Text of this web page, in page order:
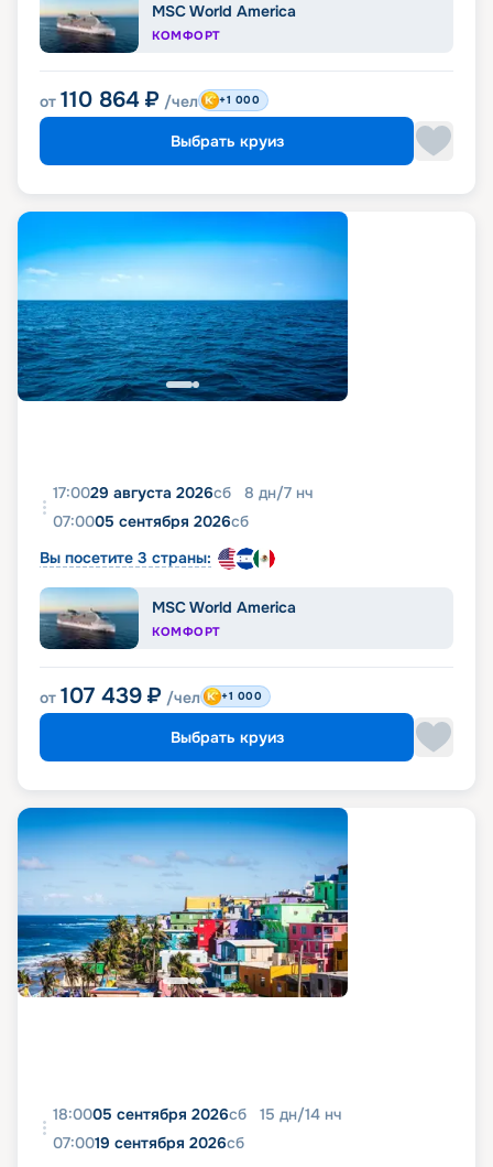
MSC World America
КОМФОРТ
от 110 864 ₽ /чел +1 000
Выбрать круиз
17:0029 августа 2026сб 8 дн/7 нч
07:0005 сентября 2026сб
Вы посетите 3 страны:
MSC World America
КОМФОРТ
от 107 439 ₽ /чел +1 000
Выбрать круиз
18:0005 сентября 2026сб 15 дн/14 нч
07:0019 сентября 2026сб